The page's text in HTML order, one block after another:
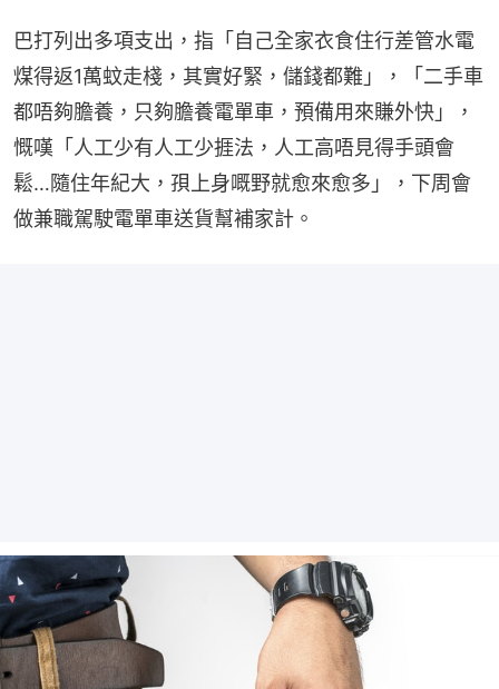
巴打列出多項支出，指「自己全家衣食住行差管水電
煤得返1萬蚊走棧，其實好緊，儲錢都難」，「二手車
都唔夠膽養，只夠膽養電單車，預備用來賺外快」，
慨嘆「人工少有人工少捱法，人工高唔見得手頭會
鬆…隨住年紀大，孭上身嘅野就愈來愈多」，下周會
做兼職駕駛電單車送貨幫補家計。